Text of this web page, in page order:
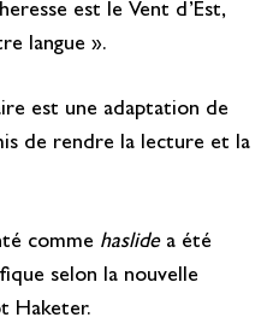
est le Vent d’Est,
langue ».
est une adaptation de
de rendre la lecture et la
comme haslidea été
selon la nouvelle
Haketer.